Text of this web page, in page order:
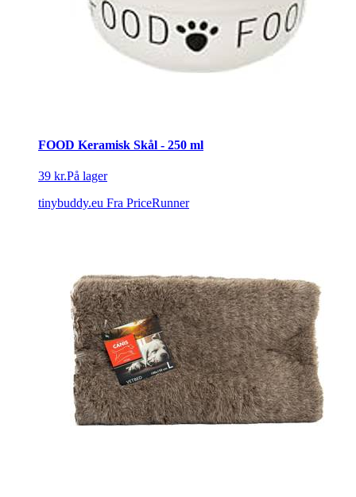
FOOD Keramisk Skål - 250 ml
39 kr.På lager
tinybuddy.eu Fra PriceRunner